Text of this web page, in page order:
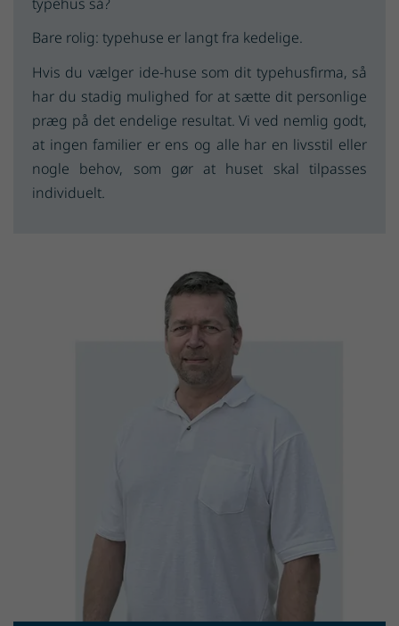
Bare rolig: typehuse er langt fra kedelige.
Hvis du vælger ide-huse som dit typehusfirma, så
har du stadig mulighed for at sætte dit personlige
præg på det endelige resultat. Vi ved nemlig godt,
at ingen familier er ens og alle har en livsstil eller
nogle behov, som gør at huset skal tilpasses
individuelt.